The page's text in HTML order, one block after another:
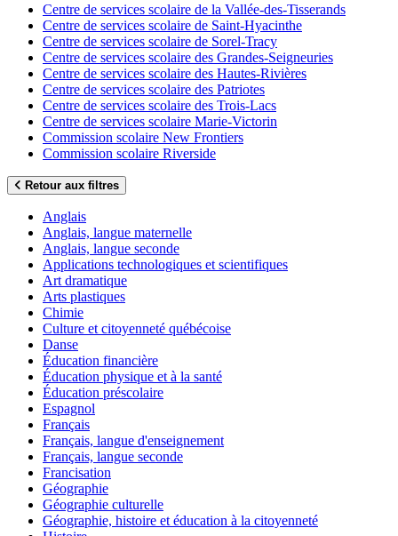
Centre de services scolaire de la Vallée-des-Tisserands
Centre de services scolaire de Saint-Hyacinthe
Centre de services scolaire de Sorel-Tracy
Centre de services scolaire des Grandes-Seigneuries
Centre de services scolaire des Hautes-Rivières
Centre de services scolaire des Patriotes
Centre de services scolaire des Trois-Lacs
Centre de services scolaire Marie-Victorin
Commission scolaire New Frontiers
Commission scolaire Riverside
Retour aux filtres
Anglais
Anglais, langue maternelle
Anglais, langue seconde
Applications technologiques et scientifiques
Art dramatique
Arts plastiques
Chimie
Culture et citoyenneté québécoise
Danse
Éducation financière
Éducation physique et à la santé
Éducation préscolaire
Espagnol
Français
Français, langue d'enseignement
Français, langue seconde
Francisation
Géographie
Géographie culturelle
Géographie, histoire et éducation à la citoyenneté